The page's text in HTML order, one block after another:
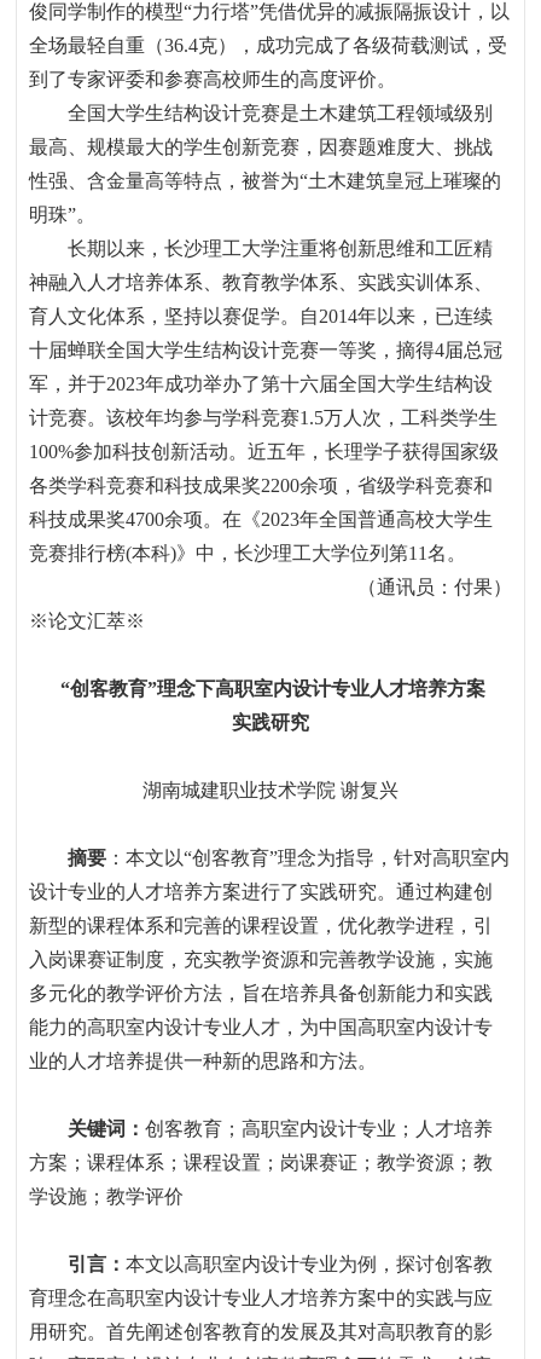
俊同学制作的模型“力行塔”凭借优异的减振隔振设计，以
全场最轻自重（36.4克），成功完成了各级荷载测试，受
到了专家评委和参赛高校师生的高度评价。
全国大学生结构设计竞赛是土木建筑工程领域级别
最高、规模最大的学生创新竞赛，因赛题难度大、挑战
性强、含金量高等特点，被誉为“土木建筑皇冠上璀璨的
明珠”。
长期以来，长沙理工大学注重将创新思维和工匠精
神融入人才培养体系、教育教学体系、实践实训体系、
育人文化体系，坚持以赛促学。自2014年以来，已连续
十届蝉联全国大学生结构设计竞赛一等奖，摘得4届总冠
军，并于2023年成功举办了第十六届全国大学生结构设
计竞赛。该校年均参与学科竞赛1.5万人次，工科类学生
100%参加科技创新活动。近五年，长理学子获得国家级
各类学科竞赛和科技成果奖2200余项，省级学科竞赛和
科技成果奖4700余项。在《2023年全国普通高校大学生
竞赛排行榜(本科)》中，长沙理工大学位列第11名。
（通讯员：付果）
※论文汇萃※
“创客教育”理念下高职室内设计专业人才培养方案
实践研究
湖南城建职业技术学院 谢复兴
摘要 ：本文以“创客教育”理念为指导，针对高职室内
设计专业的人才培养方案进行了实践研究。通过构建创
新型的课程体系和完善的课程设置，优化教学进程，引
入岗课赛证制度，充实教学资源和完善教学设施，实施
多元化的教学评价方法，旨在培养具备创新能力和实践
能力的高职室内设计专业人才，为中国高职室内设计专
业的人才培养提供一种新的思路和方法。
关键词：创客教育；高职室内设计专业；人才培养
方案；课程体系；课程设置；岗课赛证；教学资源；教
学设施；教学评价
引言 ：本文以高职室内设计专业为例，探讨创客教
育理念在高职室内设计专业人才培养方案中的实践与应
用研究。首先阐述创客教育的发展及其对高职教育的影